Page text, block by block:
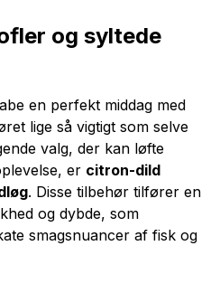
og syltede
en perfekt middag med
lige så vigtigt som selve
valg, der kan løfte
er citron-dild
. Disse tilbehør tilfører en
og dybde, som
smagsnuancer af fisk og